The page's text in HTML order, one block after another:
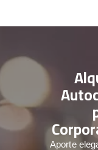
Aporte